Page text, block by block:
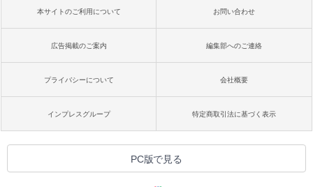
本サイトのご利用について お問い合わせ
広告掲載のご案内 編集部へのご連絡
プライバシーについて 会社概要
インプレスグループ 特定商取引法に基づく表示
PC版で見る